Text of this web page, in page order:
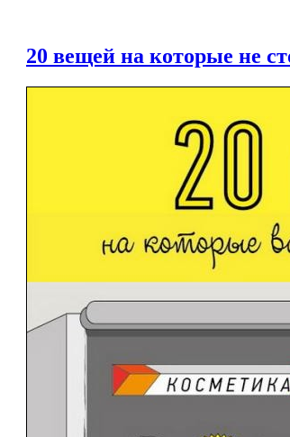
20 вещей на которые не